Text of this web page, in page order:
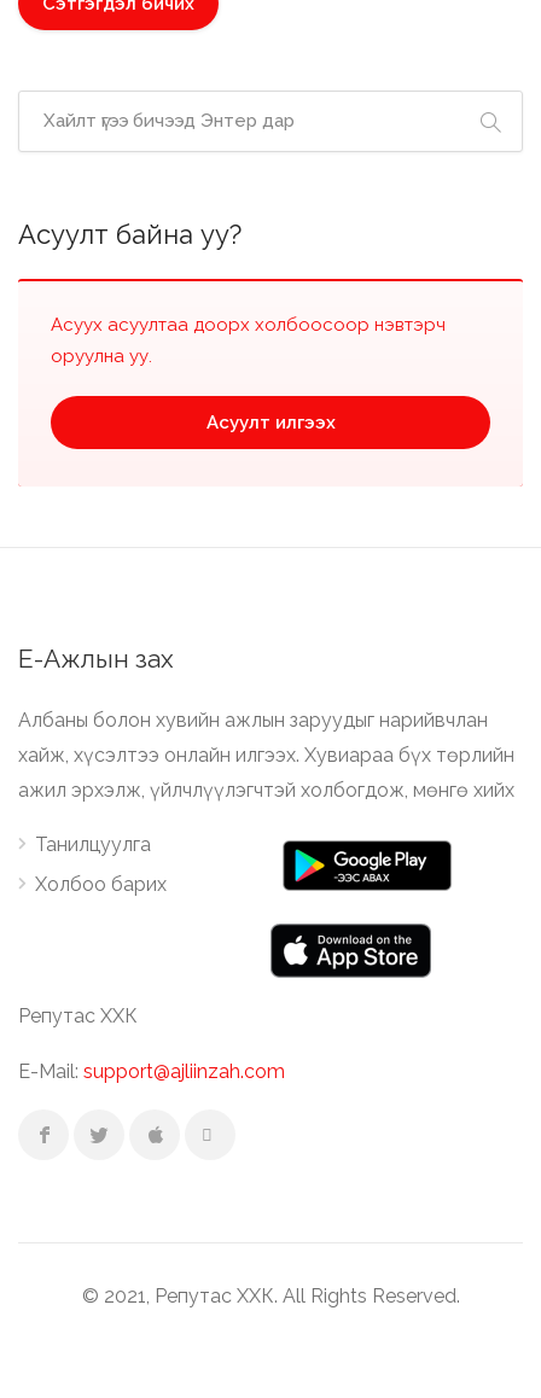
Асуулт байна уу?
Асуух асуултаа доорх холбоосоор нэвтэрч
оруулна уу.
Асуулт илгээх
Е-Ажлын зах
Албаны болон хувийн ажлын заруудыг нарийвчлан
хайж, хүсэлтээ онлайн илгээх. Хувиараа бүх төрлийн
ажил эрхэлж, үйлчлүүлэгчтэй холбогдож, мөнгө хийх
Танилцуулга
Холбоо барих
Репутас ХХК
E-Mail: support@ajliinzah.com
© 2021, Репутас ХХК. All Rights Reserved.